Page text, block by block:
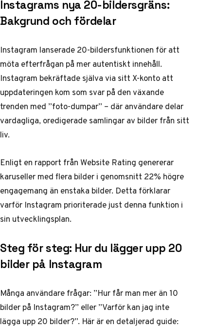
Instagrams nya 20-bildersgräns:
Bakgrund och fördelar
Instagram lanserade 20-bildersfunktionen för att
möta efterfrågan på mer autentiskt innehåll.
Instagram bekräftade själva via sitt X-kontoatt
uppdateringen kom som svar på den växande
trenden med ”foto-dumpar” – där användare delar
vardagliga, oredigerade samlingar av bilder från sitt
liv.
Enligt en rapport från Website Rating genererar
karuseller med flera bilder i genomsnitt 22% högre
engagemang än enstaka bilder. Detta förklarar
varför Instagram prioriterade just denna funktion i
sin utvecklingsplan.
Steg för steg: Hur du lägger upp 20
bilder på Instagram
Många användare frågar: ”Hur får man mer än 10
bilder på Instagram?” eller ”Varför kan jag inte
lägga upp 20 bilder?”. Här är en detaljerad guide: